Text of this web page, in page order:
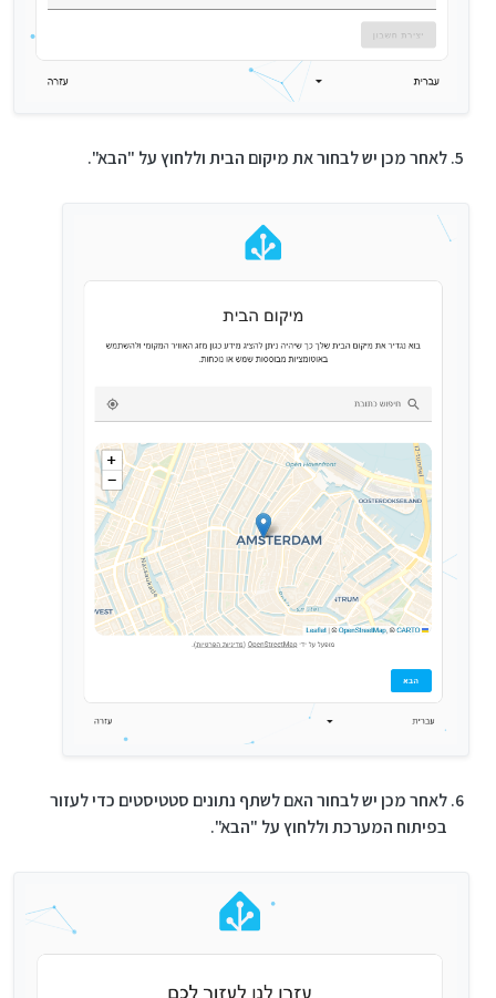
לאחר מכן יש לבחור את מיקום הבית וללחוץ על "הבא".
לאחר מכן יש לבחור האם לשתף נתונים סטטיסטים כדי לעזור
בפיתוח המערכת וללחוץ על "הבא".